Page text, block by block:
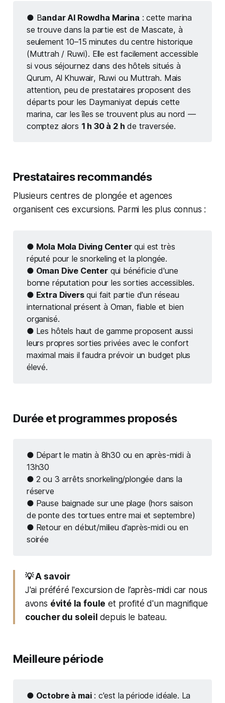
● Bandar Al Rowdha Marina : cette marina
se trouve dans la partie est de Mascate, à
seulement 10–15 minutes du centre historique
(Muttrah / Ruwi). Elle est facilement accessible
si vous séjournez dans des hôtels situés à
Qurum, Al Khuwair, Ruwi ou Muttrah. Mais
attention, peu de prestataires proposent des
départs pour les Daymaniyat depuis cette
marina, car les îles se trouvent plus au nord —
comptez alors 1 h 30 à 2 h de traversée.
Prestataires recommandés
Plusieurs centres de plongée et agences
organisent ces excursions. Parmi les plus connus :
● Mola Mola Diving Centerqui est très
réputé pour le snorkeling et la plongée.
● Oman Dive Centerqui bénéficie d'une
bonne réputation pour les sorties accessibles.
● Extra Diversqui fait partie d'un réseau
international présent à Oman, fiable et bien
organisé.
● Les hôtels haut de gamme proposent aussi
leurs propres sorties privées avec le confort
maximal mais il faudra prévoir un budget plus
élevé.
Durée et programmes proposés
● Départ le matin à 8h30 ou en après-midi à
13h30
● 2 ou 3 arrêts snorkeling/plongée dans la
réserve
● Pause baignade sur une plage (hors saison
de ponte des tortues entre mai et septembre)
● Retour en début/milieu d’après-midi ou en
soirée
💡 A savoir
J'ai préféré l'excursion de l’après-midi car nous
avons évité la foule et profité d'un magnifique
coucher du soleil depuis le bateau.
Meilleure période
● Octobre à mai: c'est la période idéale. La